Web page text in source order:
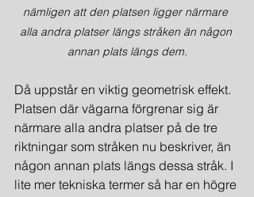
nämligen att den platsen ligger närmare
alla andra platser längs stråken än någon
annan plats längs dem.
Då uppstår en viktig geometrisk effekt.
Platsen där vägarna förgrenar sig är
närmare alla andra platser på de tre
riktningar som stråken nu beskriver, än
någon annan plats längs dessa stråk. I
lite mer tekniska termer så har en högre